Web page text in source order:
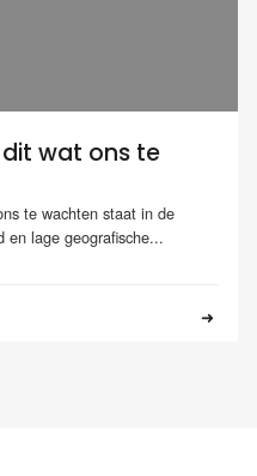
wat ons te
te wachten staat in de
en lage geografische...